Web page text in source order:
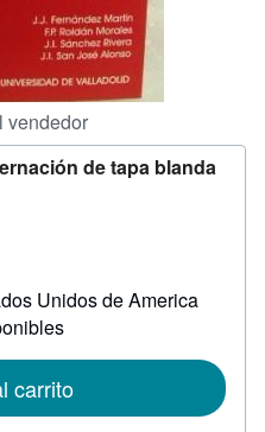
vendedor
de tapa blanda
Unidos de America
carrito